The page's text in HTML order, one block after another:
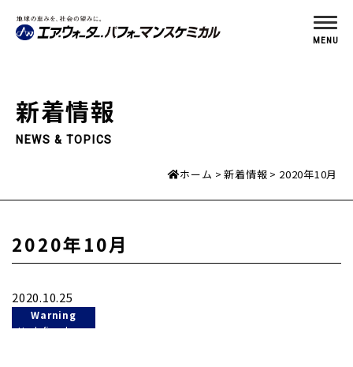
MENU
新着情報
NEWS & TOPICS
ホーム 新着情報 2020年10月
2020年10月
2020.10.25
Warning
: Undefined